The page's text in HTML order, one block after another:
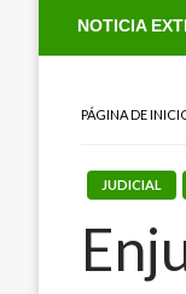
NOTICIA
PÁGINA DE
JUDICIAL